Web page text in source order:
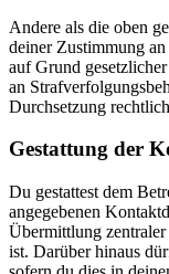
Andere als die oben
deiner Zustimmung
auf Grund
an
Durchsetzung
Gestattung der
Du gestattest dem
angegebenen
Übermittlung
ist. Darüber hinaus